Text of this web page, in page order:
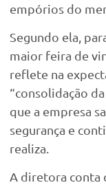
empórios do
Segundo ela,
maior feira de
reflete na
“consolidação
que a empresa
segurança e
realiza.
A diretora conta